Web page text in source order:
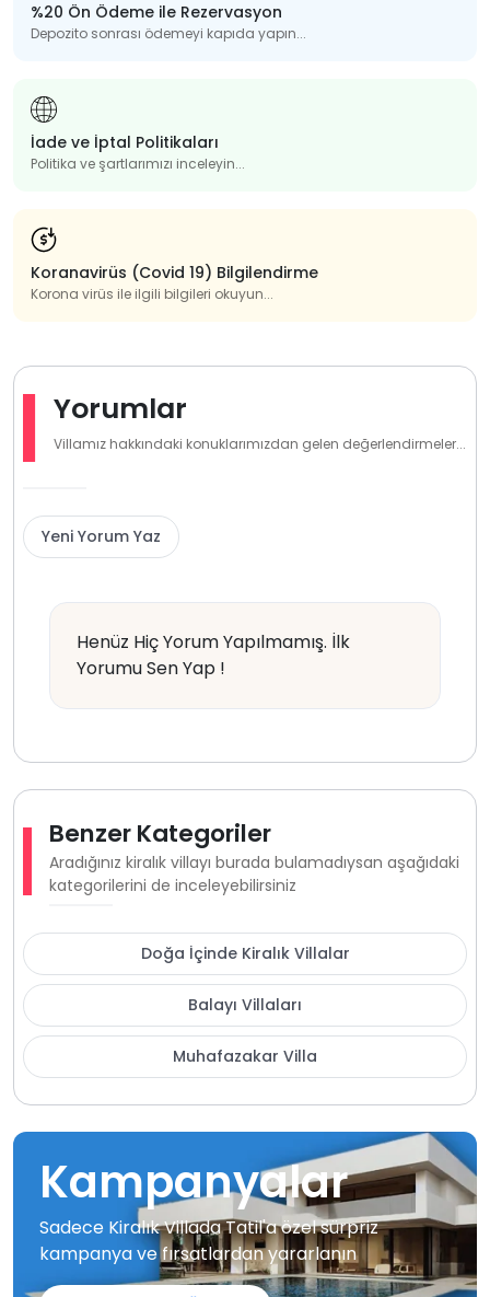
%20 Ön Ödeme ile Rezervasyon
Depozito sonrası ödemeyi kapıda yapın...
İade ve İptal Politikaları
Politika ve şartlarımızı inceleyin...
Koranavirüs (Covid 19) Bilgilendirme
Korona virüs ile ilgili bilgileri okuyun...
Yorumlar
Villamız hakkındaki konuklarımızdan gelen değerlendirmeler...
Yeni Yorum Yaz
Henüz Hiç Yorum Yapılmamış. İlk
Yorumu Sen Yap !
Benzer Kategoriler
Aradığınız kiralık villayı burada bulamadıysan aşağıdaki
kategorilerini de inceleyebilirsiniz
Doğa İçinde Kiralık Villalar
Balayı Villaları
Muhafazakar Villa
Kampanyalar
Sadece Kiralık Villada Tatil'a özel sürpriz
kampanya ve fırsatlardan yararlanın